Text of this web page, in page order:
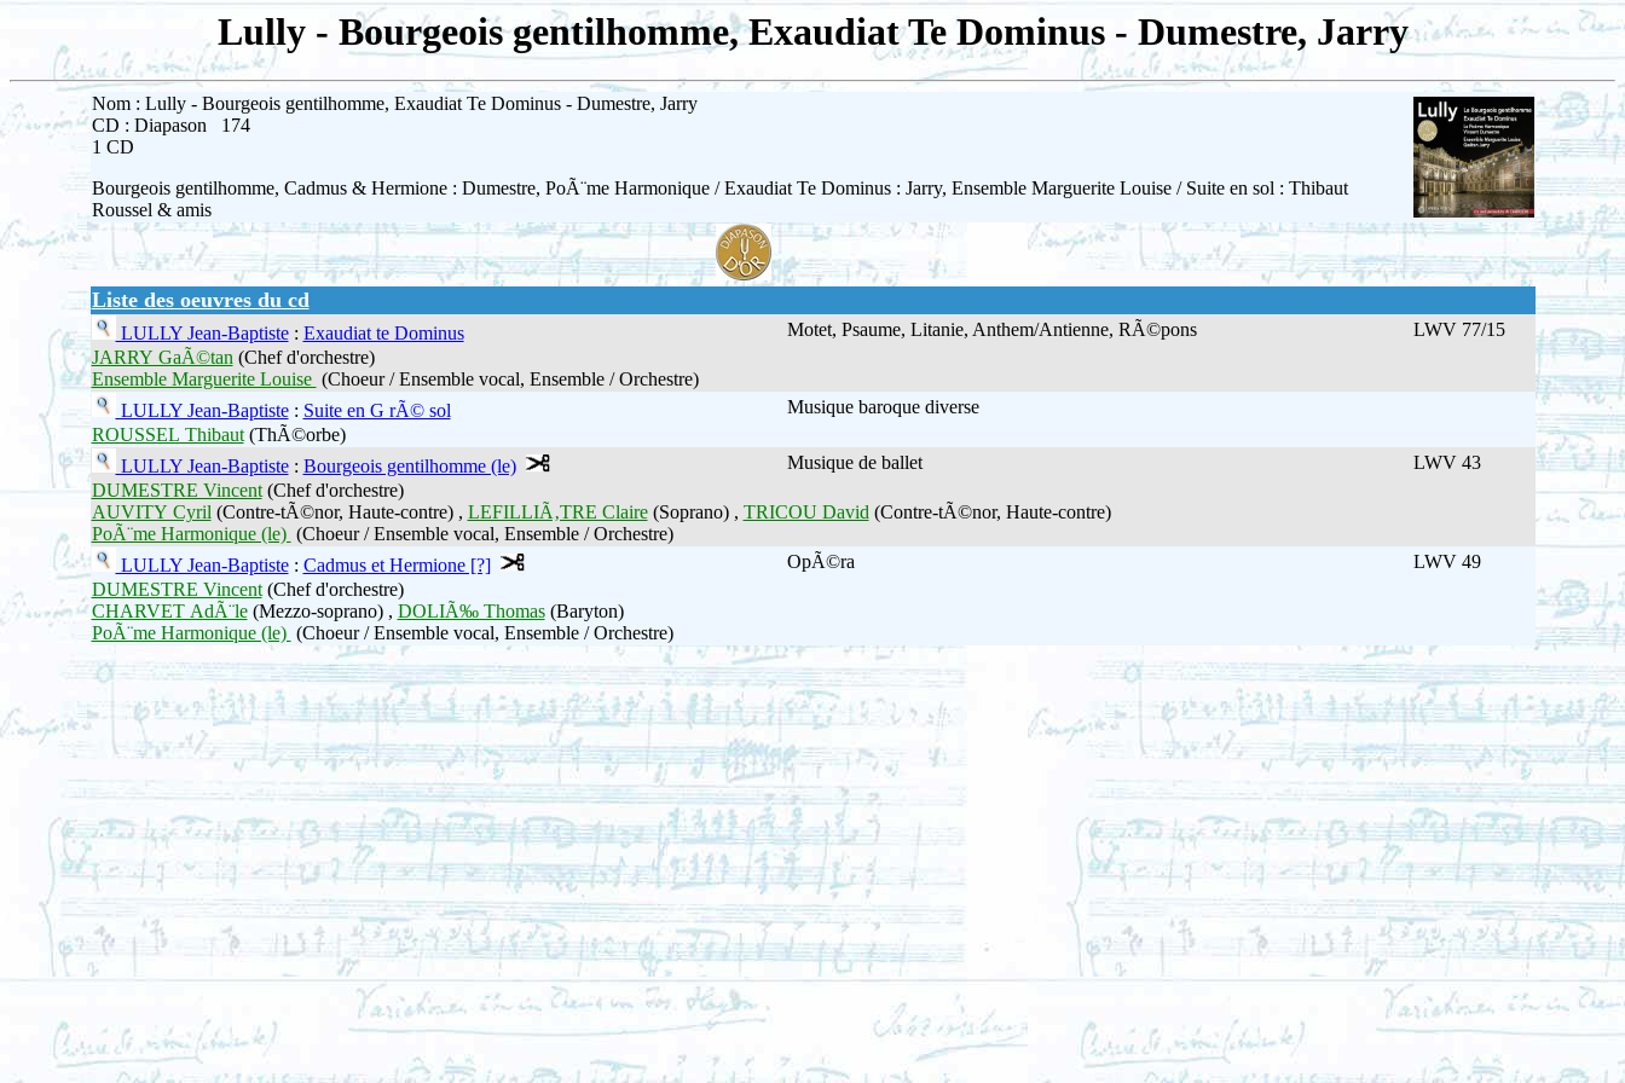
Lully - Bourgeois gentilhomme, Exaudiat Te Dominus - Dumestre, Jarry
Nom : Lully - Bourgeois gentilhomme, Exaudiat Te Dominus - Dumestre, Jarry
CD : Diapason 174
1 CD
Bourgeois gentilhomme, Cadmus & Hermione : Dumestre, PoÃ¨me Harmonique / Exaudiat Te Dominus : Jarry, Ensemble Marguerite Louise / Suite en sol : Thibaut
Roussel & amis
Liste des oeuvres du cd
LULLY Jean-Baptiste: Exaudiat te Dominus Motet, Psaume, Litanie, Anthem/Antienne, RÃ©pons
LWV 77/15
JARRY GaÃ©tan(Chef d'orchestre)
Ensemble Marguerite Louise (Choeur / Ensemble vocal, Ensemble / Orchestre)
LULLY Jean-Baptiste: Suite en G rÃ© sol
Musique baroque diverse
ROUSSEL Thibaut(ThÃ©orbe)
LULLY Jean-Baptiste: Bourgeois gentilhomme (le) Musique de ballet
LWV 43
DUMESTRE Vincent(Chef d'orchestre)
AUVITY Cyril(Contre-tÃ©nor, Haute-contre) , LEFILLIÃ‚TRE Claire(Soprano) , TRICOU David(Contre-tÃ©nor, Haute-contre)
PoÃ¨me Harmonique (le) (Choeur / Ensemble vocal, Ensemble / Orchestre)
LULLY Jean-Baptiste: Cadmus et Hermione [?] OpÃ©ra
LWV 49
DUMESTRE Vincent(Chef d'orchestre)
CHARVET AdÃ¨le(Mezzo-soprano) , DOLIÃ‰ Thomas(Baryton)
PoÃ¨me Harmonique (le) (Choeur / Ensemble vocal, Ensemble / Orchestre)